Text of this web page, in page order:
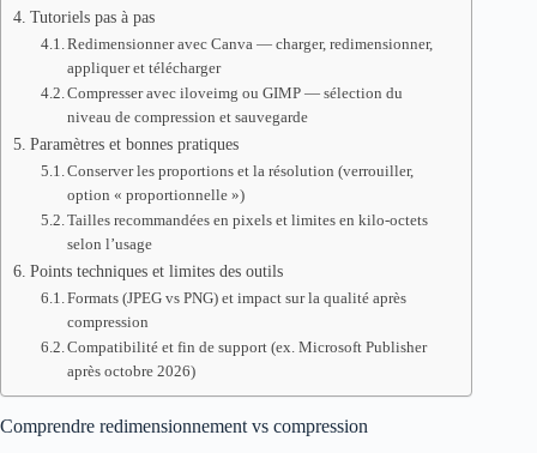
Tutoriels pas à pas
Redimensionner avec Canva — charger, redimensionner,
appliquer et télécharger
Compresser avec iloveimg ou GIMP — sélection du
niveau de compression et sauvegarde
Paramètres et bonnes pratiques
Conserver les proportions et la résolution (verrouiller,
option « proportionnelle »)
Tailles recommandées en pixels et limites en kilo-octets
selon l’usage
Points techniques et limites des outils
Formats (JPEG vs PNG) et impact sur la qualité après
compression
Compatibilité et fin de support (ex. Microsoft Publisher
après octobre 2026)
Comprendre redimensionnement vs compression